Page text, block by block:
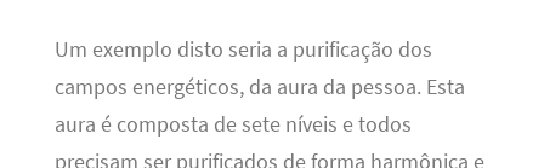
Um exemplo disto seria a purificação dos
campos energéticos, da aura da pessoa. Esta
aura é composta de sete níveis e todos
precisam ser purificados de forma harmônica e